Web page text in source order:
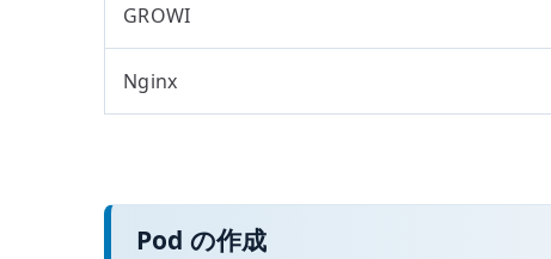
GROWI
Nginx
Pod の作成